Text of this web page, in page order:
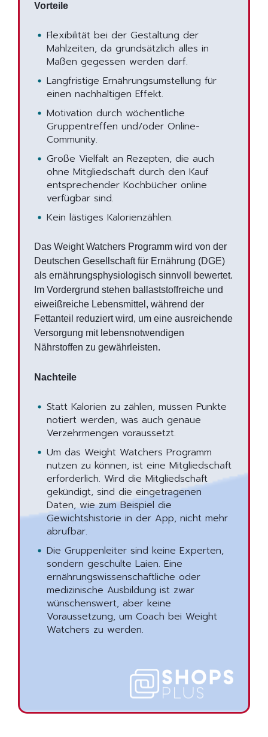
Vorteile
Flexibilität bei der Gestaltung der
Mahlzeiten, da grundsätzlich alles in
Maßen gegessen werden darf.
Langfristige Ernährungsumstellung für
einen nachhaltigen Effekt.
Motivation durch wöchentliche
Gruppentreffen und/oder Online-
Community.
Große Vielfalt an Rezepten, die auch
ohne Mitgliedschaft durch den Kauf
entsprechender Kochbücher online
verfügbar sind.
Kein lästiges Kalorienzählen.
Das Weight Watchers Programm wird von der
Deutschen Gesellschaft für Ernährung (DGE)
als ernährungsphysiologisch sinnvoll bewertet.
Im Vordergrund stehen ballaststoffreiche und
eiweißreiche Lebensmittel, während der
Fettanteil reduziert wird, um eine ausreichende
Versorgung mit lebensnotwendigen
Nährstoffen zu gewährleisten.
Nachteile
Statt Kalorien zu zählen, müssen Punkte
notiert werden, was auch genaue
Verzehrmengen voraussetzt.
Um das Weight Watchers Programm
nutzen zu können, ist eine Mitgliedschaft
erforderlich. Wird die Mitgliedschaft
gekündigt, sind die eingetragenen
Daten, wie zum Beispiel die
Gewichtshistorie in der App, nicht mehr
abrufbar.
Die Gruppenleiter sind keine Experten,
sondern geschulte Laien. Eine
ernährungswissenschaftliche oder
medizinische Ausbildung ist zwar
wünschenswert, aber keine
Voraussetzung, um Coach bei Weight
Watchers zu werden.